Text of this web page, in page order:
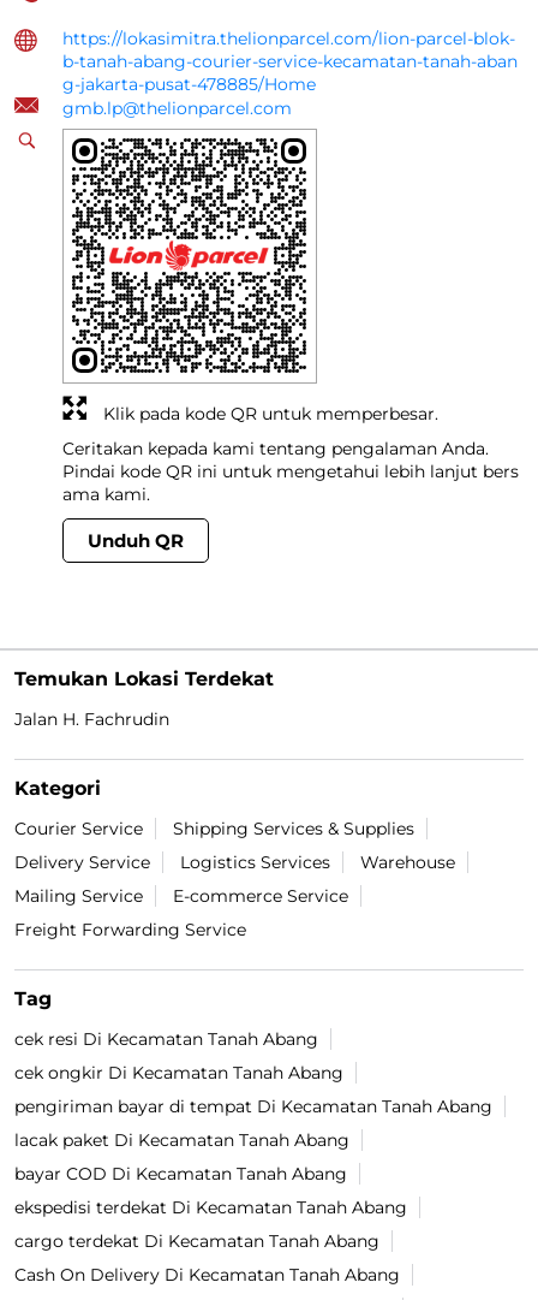
https://lokasimitra.thelionparcel.com/lion-parcel-blok-
b-tanah-abang-courier-service-kecamatan-tanah-aban
g-jakarta-pusat-478885/Home
gmb.lp@thelionparcel.com
Ceritakan kepada kami tentang pengalaman Anda.
Pindai kode QR ini untuk mengetahui lebih lanjut bers
ama kami.
Unduh QR
Klik pada kode QR untuk memperbesar.
Temukan Lokasi Terdekat
Jalan H. Fachrudin
Kategori
Courier Service
Shipping Services & Supplies
Delivery Service
Logistics Services
Warehouse
Mailing Service
E-commerce Service
Freight Forwarding Service
Tag
cek resi Di Kecamatan Tanah Abang
cek ongkir Di Kecamatan Tanah Abang
pengiriman bayar di tempat Di Kecamatan Tanah Abang
lacak paket Di Kecamatan Tanah Abang
bayar COD Di Kecamatan Tanah Abang
ekspedisi terdekat Di Kecamatan Tanah Abang
cargo terdekat Di Kecamatan Tanah Abang
Cash On Delivery Di Kecamatan Tanah Abang